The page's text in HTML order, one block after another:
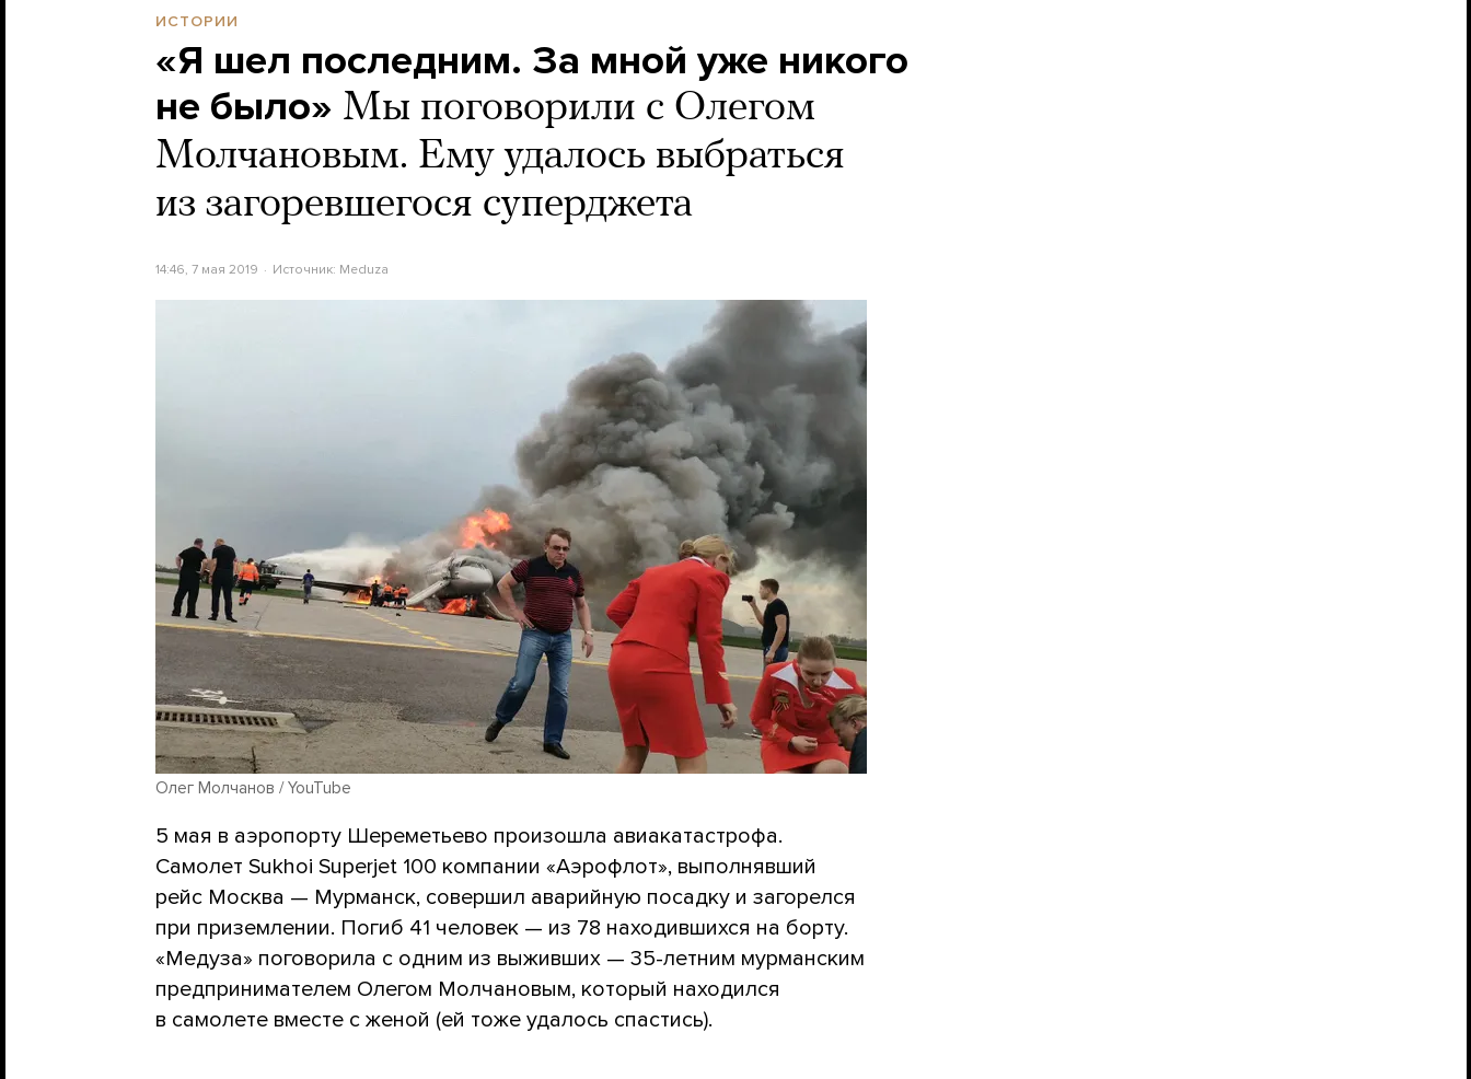
ИСТОРИИ
«Я шел последним. За мной уже никого
не было» Мы поговорили с Олегом
Молчановым. Ему удалось выбраться
из загоревшегося суперджета
14:46, 7 мая 2019 Источник: Meduza
Олег Молчанов / YouTube
5 мая в аэропорту Шереметьево произошла авиакатастрофа.
Самолет Sukhoi Superjet 100 компании «Аэрофлот», выполнявший
рейс Москва — Мурманск, совершил аварийную посадку и загорелся
при приземлении. Погиб 41 человек — из 78 находившихся на борту.
«Медуза» поговорила с одним из выживших — 35-летним мурманским
предпринимателем Олегом Молчановым, который находился
в самолете вместе с женой (ей тоже удалось спастись).